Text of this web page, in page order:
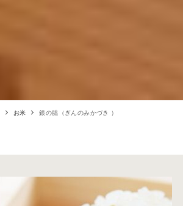
お米 銀の朏（ぎんのみかづき ）